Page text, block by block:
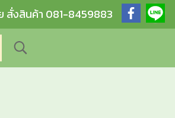
สั่งสินค้า 081-8459883